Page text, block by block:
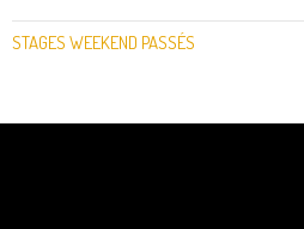
STAGES WEEKEND PASSÉS